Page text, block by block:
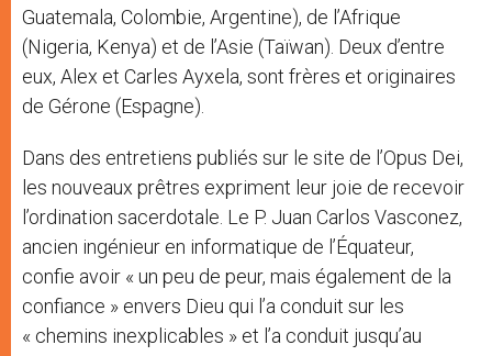
Guatemala, Colombie, Argentine), de l’Afrique
(Nigeria, Kenya) et de l’Asie (Taïwan). Deux d’entre
eux, Alex et Carles Ayxela, sont frères et originaires
de Gérone (Espagne).
Dans des entretiens publiés sur le site de l’Opus Dei,
les nouveaux prêtres expriment leur joie de recevoir
l’ordination sacerdotale. Le P. Juan Carlos Vasconez,
ancien ingénieur en informatique de l’Équateur,
confie avoir « un peu de peur, mais également de la
confiance » envers Dieu qui l’a conduit sur les
« chemins inexplicables » et l’a conduit jusqu’au